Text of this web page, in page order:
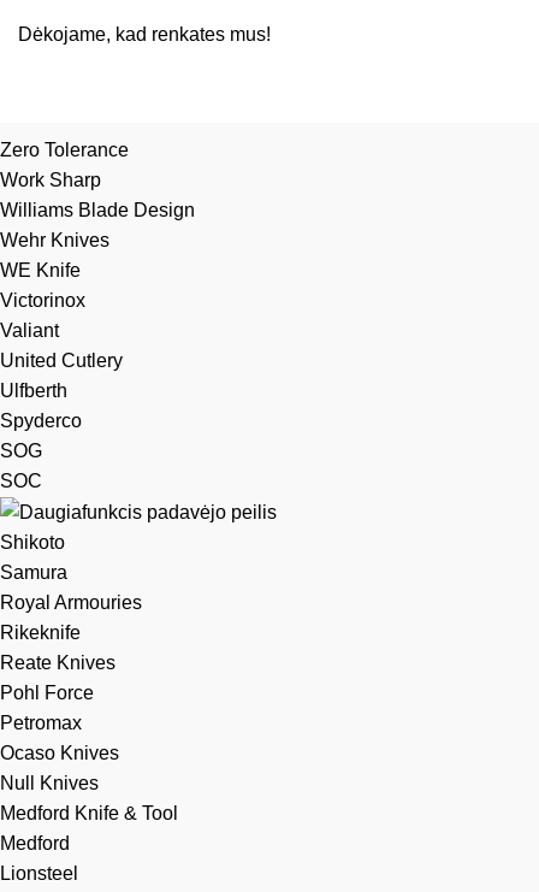
Dėkojame, kad renkates mus!
Zero Tolerance
Work Sharp
Williams Blade Design
Wehr Knives
WE Knife
Victorinox
Valiant
United Cutlery
Ulfberth
Spyderco
SOG
SOC
Shikoto
Samura
Royal Armouries
Rikeknife
Reate Knives
Pohl Force
Petromax
Ocaso Knives
Null Knives
Medford Knife & Tool
Medford
Lionsteel